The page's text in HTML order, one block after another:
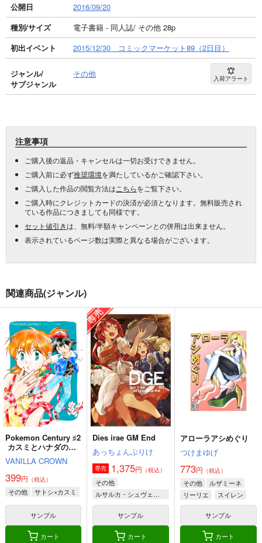
公開日
2016/09/20
種別/サイズ
電子書籍 - 同人誌/ その他 28p
初出イベント
2015/12/30 コミックマーケット89（2日目）
ジャンル/
サブジャンル
その他 入荷アラート
注意事項
ご購入後の返品・キャンセルは一切お受けできません。
ご購入前に必ず推奨環境を満たしているかご確認下さい。
ご購入した作品の閲覧方法は こちらをご覧下さい。
ご購入時にクレジットカードの決済が必須となります。無料販売され
ている作品につきましても同様です。
セット値引きは、無料/半額キャンペーンとの併用は出来ません。
表示されているページ数は実際と異なる場合がございます。
関連商品(ジャンル)
Pokemon Century ♯2
カスミとハナダの温
泉街
VANILLA CROWN
399円 （税込）
その他 サトシ×カスミ
サンプル
カート
Dies irae GM End
あっちょんぶりけ
専売 1,375円 （税込）
その他
ルサルカ・シュヴェーゲリン
サンプル
カート
アローラアシめぐり
つけまゆげ
773円 （税込）
その他
ルザミーネ
リーリエ
スイレン
サンプル
カート